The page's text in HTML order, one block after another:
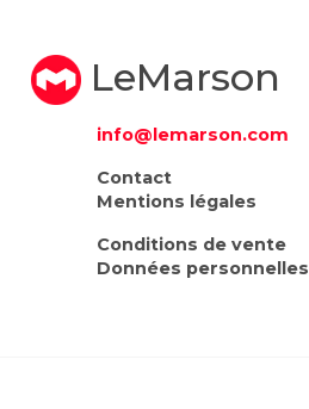
LeMarson
info@lemarson.com
Contact
Mentions légales
Conditions de vente
Données personnelles